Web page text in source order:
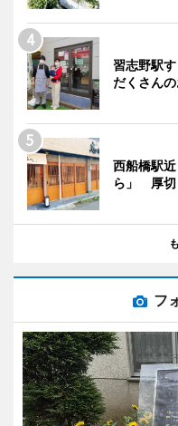
習志野駅
だくさん
西船橋駅
ら」 厚切
フ